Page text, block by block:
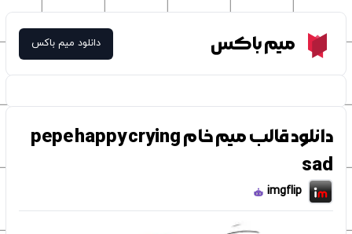
Meme Boxمیم باکس دانلود میم باکس
دانلود قالب میم خام pepe happy crying
sad
imgflip